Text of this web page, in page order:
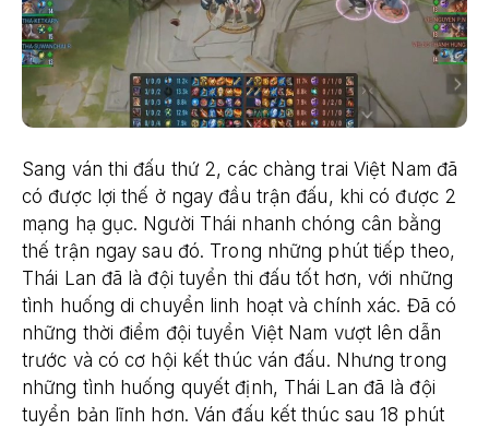
Sang ván thi đấu thứ 2, các chàng trai Việt Nam đã
có được lợi thế ở ngay đầu trận đấu, khi có được 2
mạng hạ gục. Người Thái nhanh chóng cân bằng
thế trận ngay sau đó. Trong những phút tiếp theo,
Thái Lan đã là đội tuyển thi đấu tốt hơn, với những
tình huống di chuyển linh hoạt và chính xác. Đã có
những thời điểm đội tuyển Việt Nam vượt lên dẫn
trước và có cơ hội kết thúc ván đấu. Nhưng trong
những tình huống quyết định, Thái Lan đã là đội
tuyển bản lĩnh hơn. Ván đấu kết thúc sau 18 phút